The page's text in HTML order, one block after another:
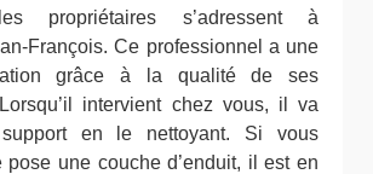
propriétaires s’adressent à
François. Ce professionnel a une
grâce à la qualité de ses
intervient chez vous, il va
en le nettoyant. Si vous
pose une couche d’enduit, il est en